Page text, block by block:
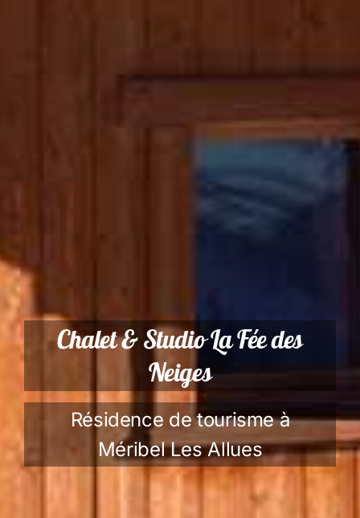
Chalet & Studio La Fée des
Neiges
Résidence de tourisme à
Méribel Les Allues